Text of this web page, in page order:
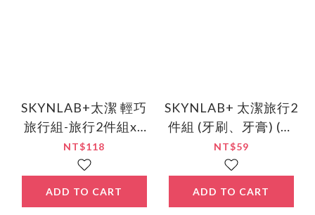
SKYNLAB+太潔 輕巧
旅行組-旅行2件組x2
(牙刷、牙膏) (情侶旅
行組)
NT$118
ADD TO CART
SKYNLAB+ 太潔旅行2
件組 (牙刷、牙膏) (旅
行組)
NT$59
ADD TO CART